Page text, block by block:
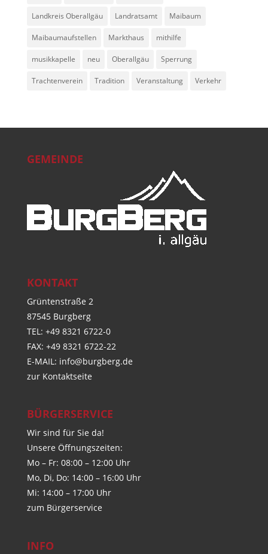
Landkreis Oberallgäu Landratsamt Maibaum
Maibaumaufstellen Markthaus mithilfe
musikkapelle neu Oberallgäu Sperrung
Trachtenverein Tradition Veranstaltung Verkehr
GEMEINDE
KONTAKT
Grüntenstraße 2
87545 Burgberg
TEL: +49 8321 6722-0
FAX: +49 8321 6722-22
E-MAIL: info@burgberg.de
zur Kontaktseite
BÜRGERSERVICE
Wir sind für Sie da!
Unsere Öffnungszeiten:
Mo – Fr: 08:00 – 12:00 Uhr
Mo, Di, Do: 14:00 – 16:00 Uhr
Mi: 14:00 – 17:00 Uhr
zum Bürgerservice
INFO